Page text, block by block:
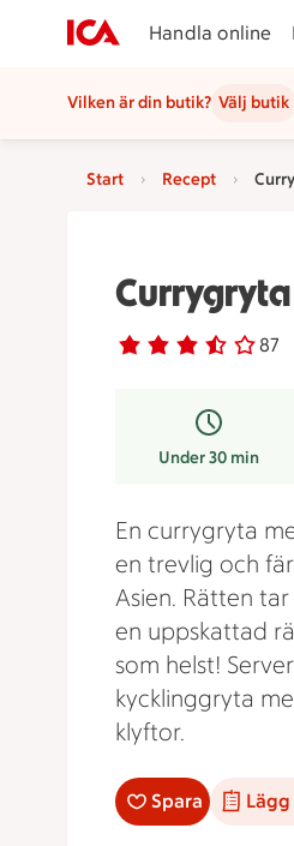
Handla online
Vilken är din butik? Välj butik
Start Recept
Betyg 3.7 av 5. 87
87 personer har
Under 30 min
En currygryta
en trevlig och
Asien. Rätten
en uppskattad
som helst!
kycklinggryta
klyftor.
Spara